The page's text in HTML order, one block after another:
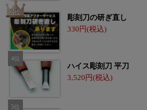
彫刻刀の研ぎ直し
330
ハイス彫刻刀 平刀
3,520